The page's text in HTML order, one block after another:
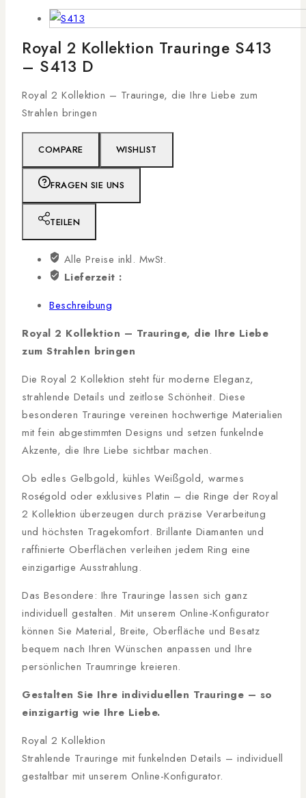
Royal 2 Kollektion Trauringe S413
– S413 D
Royal 2 Kollektion – Trauringe, die Ihre Liebe zum
Strahlen bringen
COMPARE WISHLIST
FRAGEN SIE UNS
TEILEN
Alle Preise inkl. MwSt.
Lieferzeit :
Beschreibung
Royal 2 Kollektion – Trauringe, die Ihre Liebe
zum Strahlen bringen
Die Royal 2 Kollektion steht für moderne Eleganz,
strahlende Details und zeitlose Schönheit. Diese
besonderen Trauringe vereinen hochwertige Materialien
mit fein abgestimmten Designs und setzen funkelnde
Akzente, die Ihre Liebe sichtbar machen.
Ob edles Gelbgold, kühles Weißgold, warmes
Roségold oder exklusives Platin – die Ringe der Royal
2 Kollektion überzeugen durch präzise Verarbeitung
und höchsten Tragekomfort. Brillante Diamanten und
raffinierte Oberflächen verleihen jedem Ring eine
einzigartige Ausstrahlung.
Das Besondere: Ihre Trauringe lassen sich ganz
individuell gestalten. Mit unserem Online-Konfigurator
können Sie Material, Breite, Oberfläche und Besatz
bequem nach Ihren Wünschen anpassen und Ihre
persönlichen Traumringe kreieren.
Gestalten Sie Ihre individuellen Trauringe – so
einzigartig wie Ihre Liebe.
Royal 2 Kollektion
Strahlende Trauringe mit funkelnden Details – individuell
gestaltbar mit unserem Online-Konfigurator.